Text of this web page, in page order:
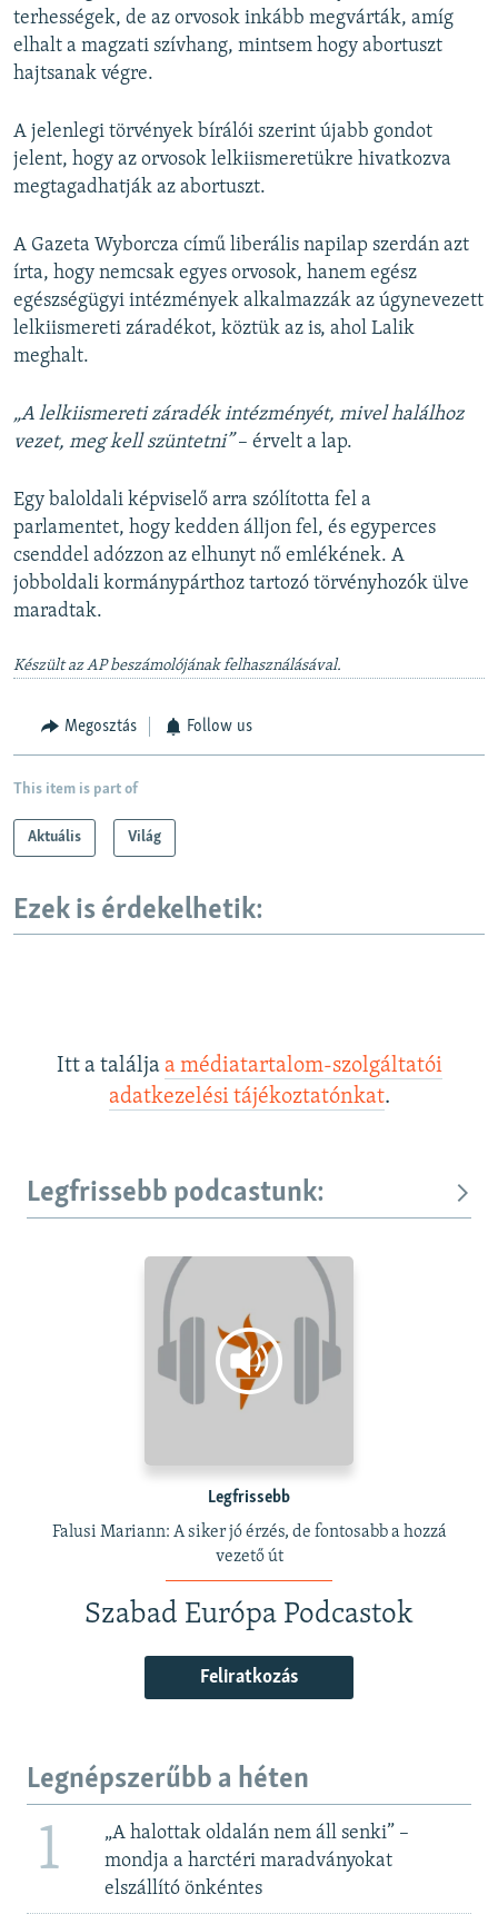
terhességek, de az orvosok inkább megvárták, amíg
elhalt a magzati szívhang, mintsem hogy abortuszt
hajtsanak végre.
A jelenlegi törvények bírálói szerint újabb gondot
jelent, hogy az orvosok lelkiismeretükre hivatkozva
megtagadhatják az abortuszt.
A Gazeta Wyborcza című liberális napilap szerdán azt
írta, hogy nemcsak egyes orvosok, hanem egész
egészségügyi intézmények alkalmazzák az úgynevezett
lelkiismereti záradékot, köztük az is, ahol Lalik
meghalt.
„A lelkiismereti záradék intézményét, mivel halálhoz
vezet, meg kell szüntetni”– érvelt a lap.
Egy baloldali képviselő arra szólította fel a
parlamentet, hogy kedden álljon fel, és egyperces
csenddel adózzon az elhunyt nő emlékének. A
jobboldali kormánypárthoz tartozó törvényhozók ülve
maradtak.
Készült az AP beszámolójának felhasználásával.
Megosztás Follow us
This item is part of
Aktuális Világ
Ezek is érdekelhetik:
Itt a találja a médiatartalom-szolgáltatói
adatkezelési tájékoztatónkat.
Legfrissebb podcastunk:
Legfrissebb
Falusi Mariann: A siker jó érzés, de fontosabb a hozzá
vezető út
Szabad Európa Podcastok
Feliratkozás
Legnépszerűbb a héten
1
„A halottak oldalán nem áll senki” –
mondja a harctéri maradványokat
elszállító önkéntes